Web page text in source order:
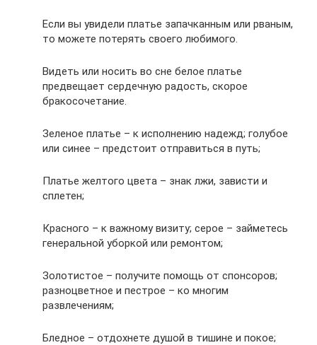
Если вы увидели платье запачканным или рваным,
то можете потерять своего любимого.
Видеть или носить во сне белое платье
предвещает сердечную радость, скорое
бракосочетание.
Зеленое платье – к исполнению надежд; голубое
или синее – предстоит отправиться в путь;
Платье желтого цвета – знак лжи, зависти и
сплетен;
Красного – к важному визиту; серое – займетесь
генеральной уборкой или ремонтом;
Золотистое – получите помощь от спонсоров;
разноцветное и пестрое – ко многим
развлечениям;
Бледное – отдохнете душой в тишине и покое;